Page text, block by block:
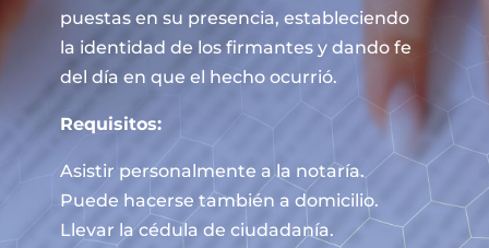
puestas en su presencia, estableciendo
la identidad de los firmantes y dando fe
del día en que el hecho ocurrió.
Requisitos:
Asistir personalmente a la notaría.
Puede hacerse también a domicilio.
Llevar la cédula de ciudadanía.